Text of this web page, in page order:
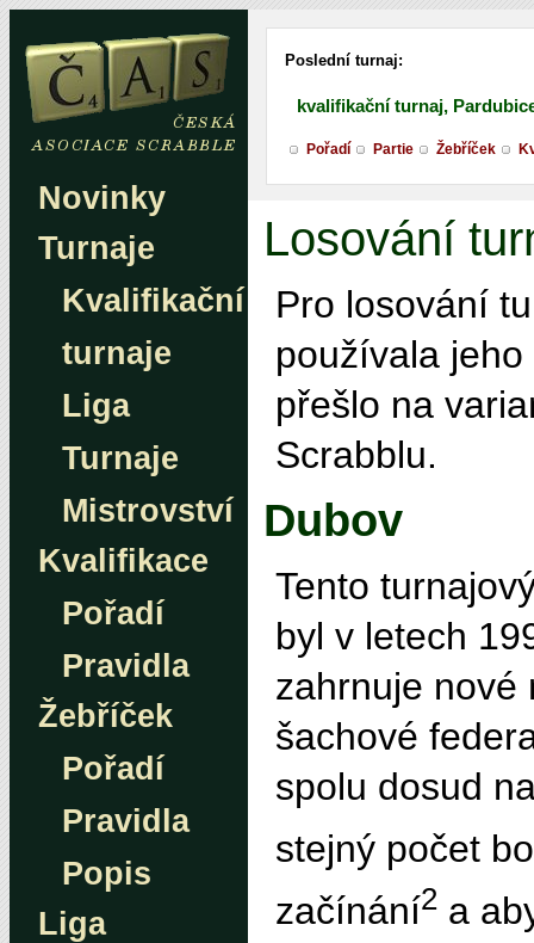
Novinky
Turnaje
Kvalifikační
turnaje
Liga
Turnaje
Mistrovství
Kvalifikace
Pořadí
Pravidla
Žebříček
Pořadí
Pravidla
Popis
Liga
Poslední turnaj:
kvalifikační turnaj,
Pořadí Partie Žebříček
Losování
Pro losování
používala
přešlo na
Scrabblu.
Dubov
Tento
byl v letech
zahrnuje nové
šachové
spolu dosud
stejný počet
začínání2 a